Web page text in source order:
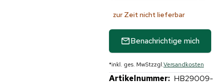
zur Zeit nicht lieferbar
Benachrichtige mich
*inkl. ges. MwStzzgl.Versandkosten
Artikelnummer: HB29009-